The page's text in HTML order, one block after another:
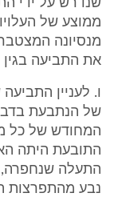
שנדרש על ידי
ממוצע של
מנסיונה
את התביעה בגין
ו. לעניין
של הנתבעת
המחודש של כל
התובעת היתה
התעלה שנחפרה,
נבע מהתפרצות